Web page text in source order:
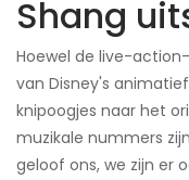
Shang
Hoewel de live-
van Disney's
knipoogjes naar het
muzikale nummers
geloof ons, we zijn er